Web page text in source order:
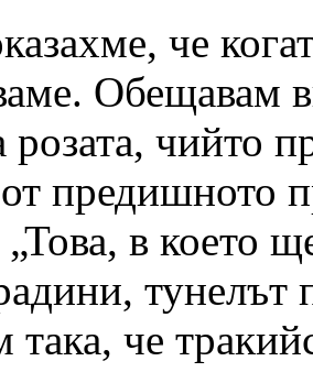
че
Обещавам
чийто
предишното
в което
така, че